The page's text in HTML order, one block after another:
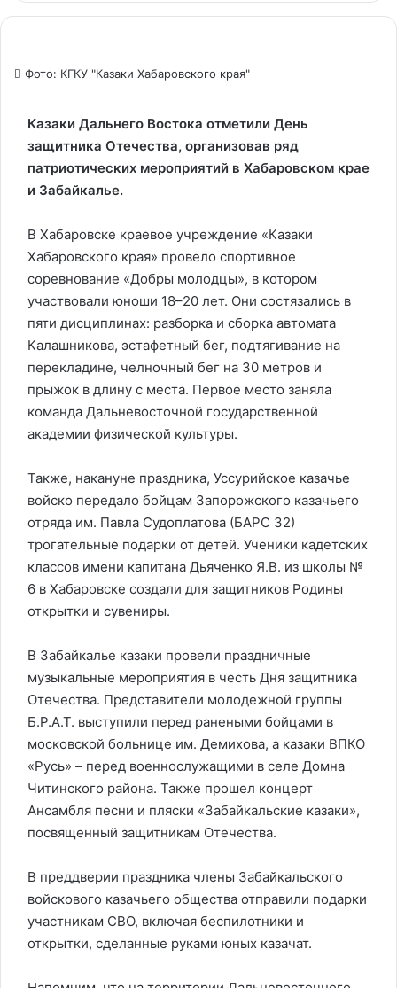
Фото: КГКУ "Казаки Хабаровского края"
Казаки Дальнего Востока отметили День
защитника Отечества, организовав ряд
патриотических мероприятий в Хабаровском крае
и Забайкалье.
В Хабаровске краевое учреждение «Казаки
Хабаровского края» провело спортивное
соревнование «Добры молодцы», в котором
участвовали юноши 18–20 лет. Они состязались в
пяти дисциплинах: разборка и сборка автомата
Калашникова, эстафетный бег, подтягивание на
перекладине, челночный бег на 30 метров и
прыжок в длину с места. Первое место заняла
команда Дальневосточной государственной
академии физической культуры.
Также, накануне праздника, Уссурийское казачье
войско передало бойцам Запорожского казачьего
отряда им. Павла Судоплатова (БАРС 32)
трогательные подарки от детей. Ученики кадетских
классов имени капитана Дьяченко Я.В. из школы №
6 в Хабаровске создали для защитников Родины
открытки и сувениры.
В Забайкалье казаки провели праздничные
музыкальные мероприятия в честь Дня защитника
Отечества. Представители молодежной группы
Б.Р.А.Т. выступили перед ранеными бойцами в
московской больнице им. Демихова, а казаки ВПКО
«Русь» – перед военнослужащими в селе Домна
Читинского района. Также прошел концерт
Ансамбля песни и пляски «Забайкальские казаки»,
посвященный защитникам Отечества.
В преддверии праздника члены Забайкальского
войскового казачьего общества отправили подарки
участникам СВО, включая беспилотники и
открытки, сделанные руками юных казачат.